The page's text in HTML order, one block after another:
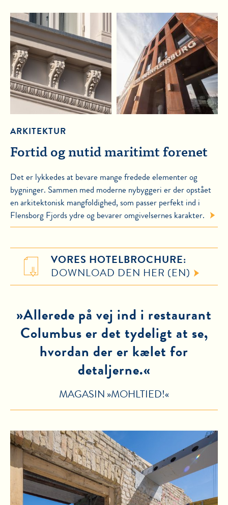
ARKITEKTUR
Fortid og nutid maritimt forenet
Det er lykkedes at bevare mange fredede elementer og
bygninger. Sammen med moderne nybyggeri er der opstået
en arkitektonisk mangfoldighed, som passer perfekt ind i
Flensborg Fjords ydre og bevarer omgivelsernes karakter.
VORES HOTELBROCHURE:
DOWNLOAD DEN HER (EN)
»Allerede på vej ind i restaurant
Columbus er det tydeligt at se,
hvordan der er kælet for
detaljerne.«
MAGASIN »MOHLTIED!«